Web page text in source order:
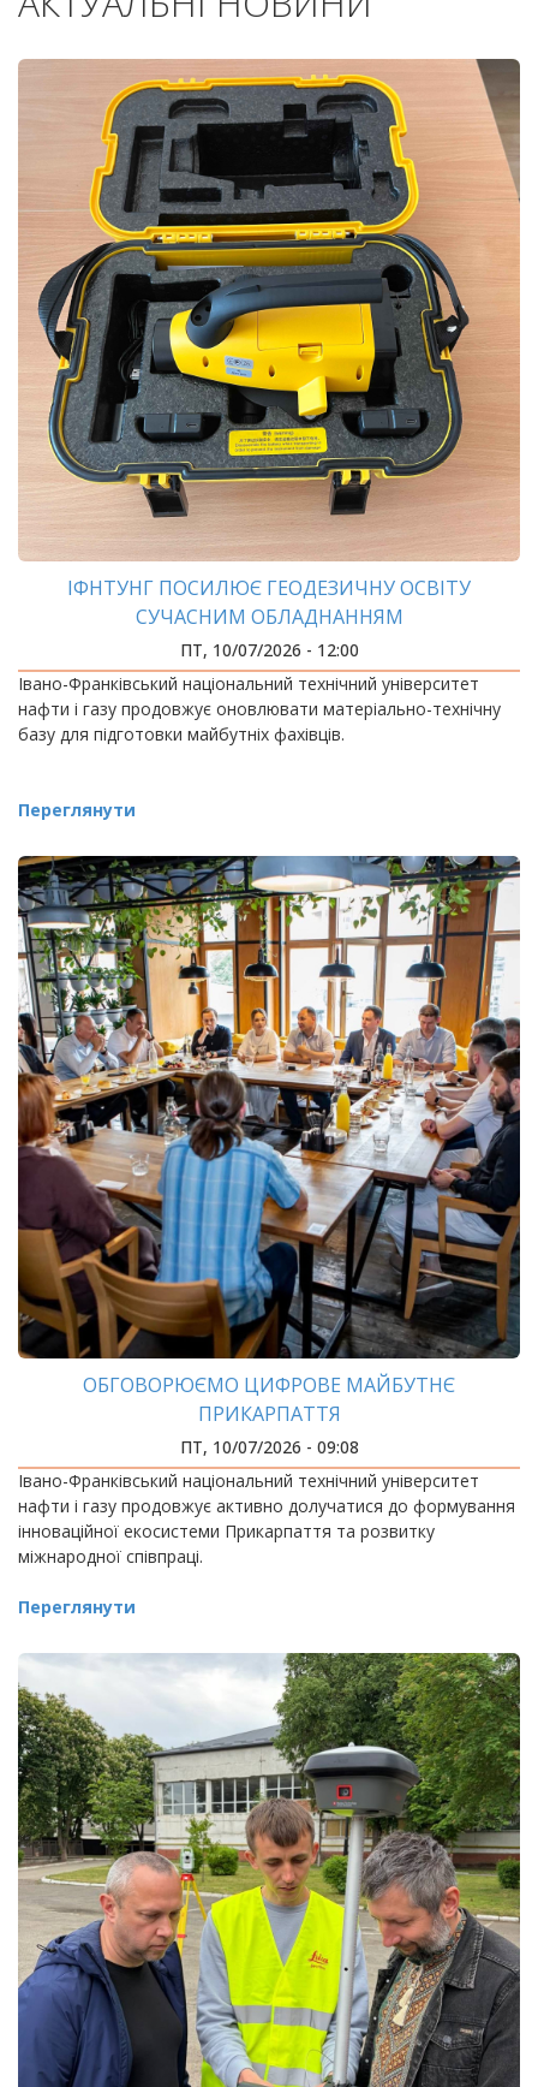
ІФНТУНГ ПОСИЛЮЄ ГЕОДЕЗИЧНУ ОСВІТУ
СУЧАСНИМ ОБЛАДНАННЯМ
ПТ, 10/07/2026 - 12:00
Івано-Франківський національний технічний університет
нафти і газу продовжує оновлювати матеріально-технічну
базу для підготовки майбутніх фахівців.
Переглянути
ОБГОВОРЮЄМО ЦИФРОВЕ МАЙБУТНЄ
ПРИКАРПАТТЯ
ПТ, 10/07/2026 - 09:08
Івано-Франківський національний технічний університет
нафти і газу продовжує активно долучатися до формування
інноваційної екосистеми Прикарпаття та розвитку
міжнародної співпраці.
Переглянути